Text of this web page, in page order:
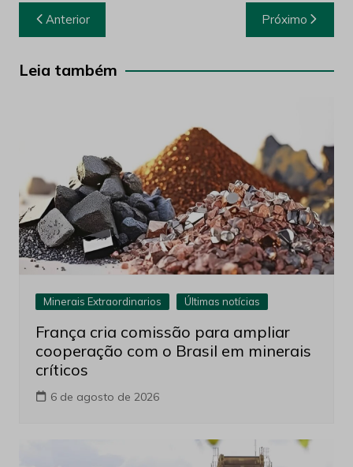
Navegação
de
Post
Anterior Próximo
Leia também
Minerais Extraordinarios Últimas notícias
França cria comissão para ampliar
cooperação com o Brasil em minerais
críticos
6 de agosto de 2026